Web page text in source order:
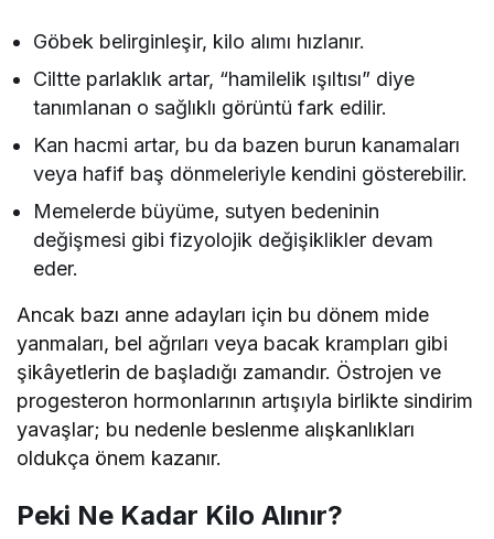
Göbek belirginleşir, kilo alımı hızlanır.
Ciltte parlaklık artar, “hamilelik ışıltısı” diye
tanımlanan o sağlıklı görüntü fark edilir.
Kan hacmi artar, bu da bazen burun kanamaları
veya hafif baş dönmeleriyle kendini gösterebilir.
Memelerde büyüme, sutyen bedeninin
değişmesi gibi fizyolojik değişiklikler devam
eder.
Ancak bazı anne adayları için bu dönem mide
yanmaları, bel ağrıları veya bacak krampları gibi
şikâyetlerin de başladığı zamandır. Östrojen ve
progesteron hormonlarının artışıyla birlikte sindirim
yavaşlar; bu nedenle beslenme alışkanlıkları
oldukça önem kazanır.
Peki Ne Kadar Kilo Alınır?